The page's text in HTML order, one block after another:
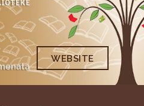
WEBSITE